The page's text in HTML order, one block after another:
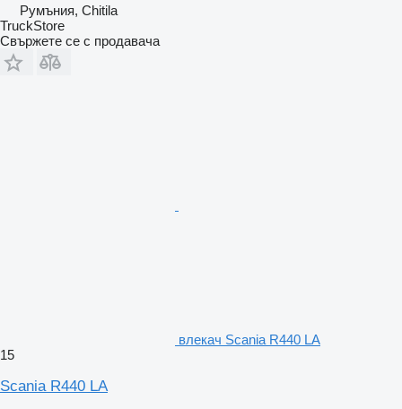
Румъния, Chitila
TruckStore
Свържете се с продавача
влекач Scania R440 LA
15
Scania R440 LA